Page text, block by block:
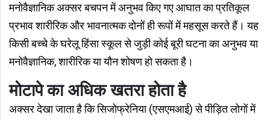
मनोवैज्ञानिक अक्सर बचपन में अनुभव किए गए आघात का प्रतिकूल
प्रभाव शारीरिक और भावनात्मक दोनों ही रूपों में महसूस करते हैं। यह
किसी बच्चे के घरेलू हिंसा स्कूल से जुड़ी कोई बूरी घटना का अनुभव या
मनोवैज्ञानिक, शारीरिक या यौन शोषण हो सकता है।
मोटापे का अधिक खतरा होता है
अक्सर देखा जाता है कि सिजोफ्रेनिया (एसएमआई) से पीड़ित लोगों में